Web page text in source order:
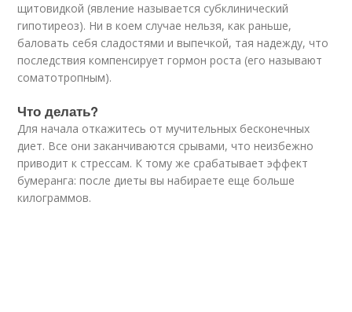
щитовидкой (явление называется субклинический
гипотиреоз). Ни в коем случае нельзя, как раньше,
баловать себя сладостями и выпечкой, тая надежду, что
последствия компенсирует гормон роста (его называют
соматотропным).
Что делать?
Для начала откажитесь от мучительных бесконечных
диет. Все они заканчиваются срывами, что неизбежно
приводит к стрессам. К тому же срабатывает эффект
бумеранга: после диеты вы набираете еще больше
килограммов.